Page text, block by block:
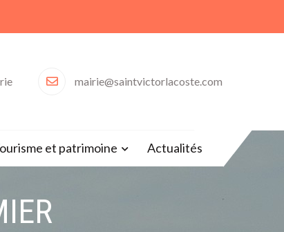
mairie@saintvictorlacoste.com
et patrimoine Actualités